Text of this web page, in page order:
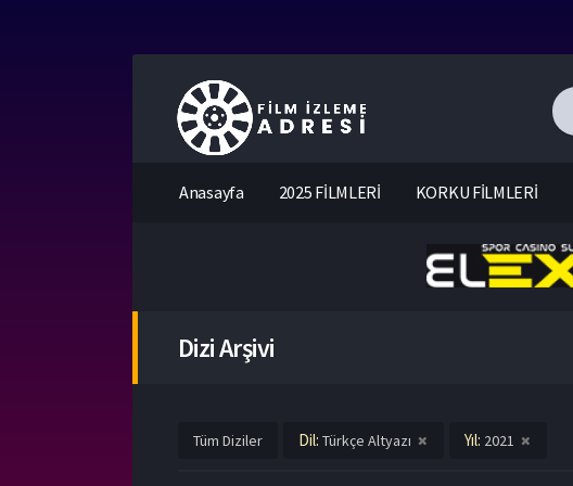
Anasayfa 2025 FİLMLERİ KORKU FİLMLERİ
Dizi Arşivi
Tüm Diziler Dil: Türkçe Altyazı Yıl: 2021